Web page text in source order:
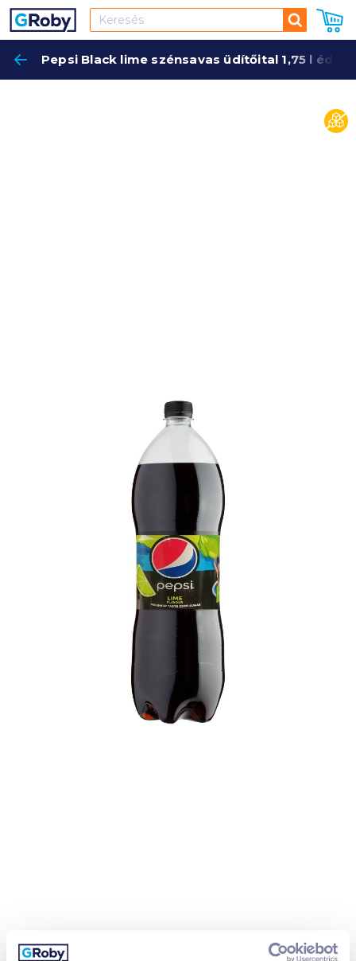
Keresés
Pepsi Black lime szénsavas üdítőital 1,75 l